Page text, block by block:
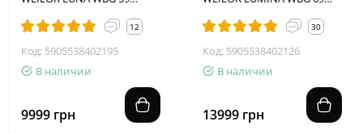
12
Код: 5905538402195
В наличии
9999 грн
30
Код: 5905538402126
В наличии
13999 грн